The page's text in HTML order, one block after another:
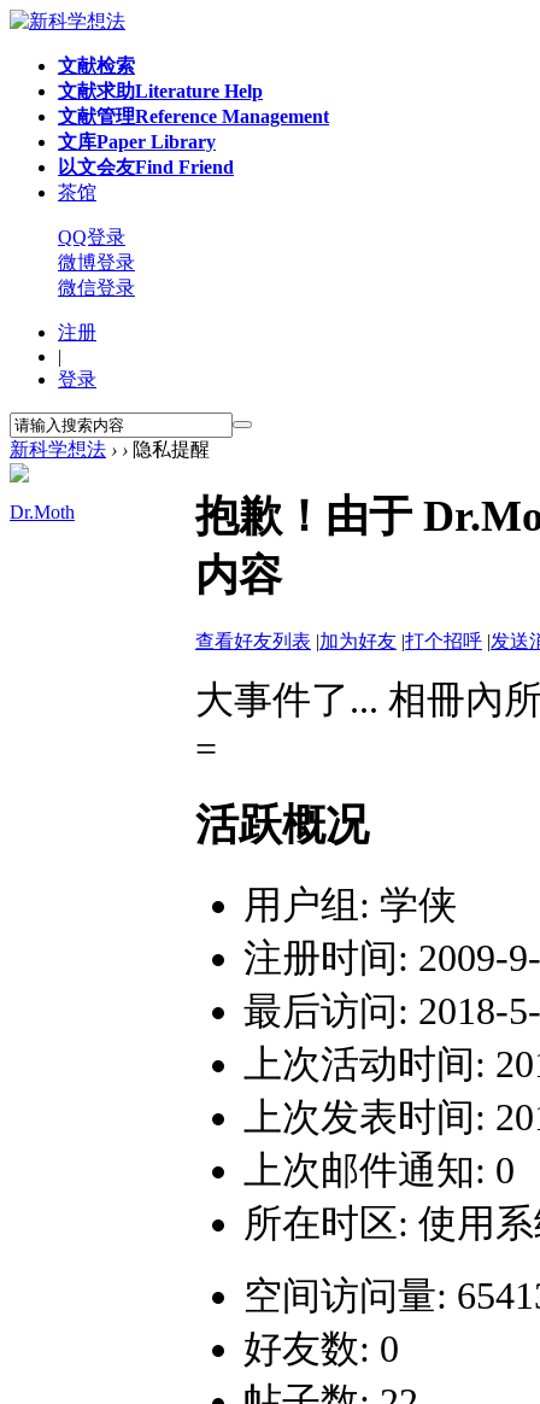
文献检索
文献求助Literature Help
文献管理Reference Management
文库Paper Library
以文会友Find Friend
茶馆
QQ登录
微博登录
微信登录
注册
|
登录
新科学想法 › › 隐私提醒
Dr.Moth
抱歉！由于
内容
查看好友列表 |加为好友 |打个招呼 |发送
大事件了... 相冊內
=
活跃概况
用户组: 学侠
注册时间: 2009-
最后访问: 2018-
上次活动时间:
上次发表时间:
上次邮件通知: 0
所在时区: 使用
空间访问量:
好友数: 0